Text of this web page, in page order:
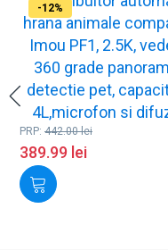
-12%
hrana animale
Imou PF1, 2.5K,
360 grade
detectie pet,
4L,microfon si
PRP: 442.00lei
389.99 lei